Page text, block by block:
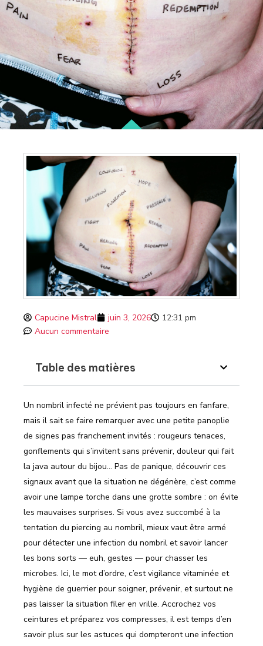
Capucine Mistral juin 3, 2026
12:31 pm
Aucun commentaire
Table des matières
Un nombril infecté ne prévient pas toujours en fanfare,
mais il sait se faire remarquer avec une petite panoplie
de signes pas franchement invités : rougeurs tenaces,
gonflements qui s’invitent sans prévenir, douleur qui fait
la java autour du bijou… Pas de panique, découvrir ces
signaux avant que la situation ne dégénère, c’est comme
avoir une lampe torche dans une grotte sombre : on évite
les mauvaises surprises. Si vous avez succombé à la
tentation du piercing au nombril, mieux vaut être armé
pour détecter une infection du nombril et savoir lancer
les bons sorts — euh, gestes — pour chasser les
microbes. Ici, le mot d’ordre, c’est vigilance vitaminée et
hygiène de guerrier pour soigner, prévenir, et surtout ne
pas laisser la situation filer en vrille. Accrochez vos
ceintures et préparez vos compresses, il est temps d’en
savoir plus sur les astuces qui dompteront une infection